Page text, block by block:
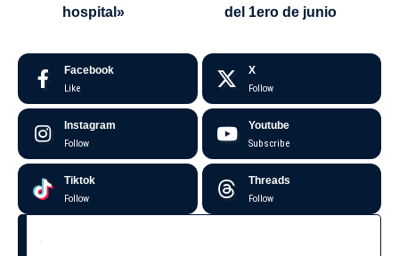
hospital»
del 1ero de junio
Facebook
Like
X
Follow
Instagram
Follow
Youtube
Subscribe
Tiktok
Follow
Threads
Follow